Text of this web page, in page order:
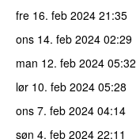
fre 16. feb 2024 21:35
ons 14. feb 2024 02:29
man 12. feb 2024 05:32
lør 10. feb 2024 05:28
ons 7. feb 2024 04:14
søn 4. feb 2024 22:11